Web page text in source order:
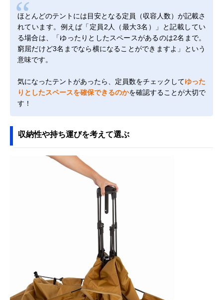
ほとんどのテントには目安となる定員（収容人数）が記載さ
れています。例えば「定員2人（最大3名）」と記載してい
る場合は、「ゆったりとしたスペースがあるのは2名まで。
窮屈だけど3名までなら横になることができますよ」という
意味です。
気になったテントがあったら、定員数をチェックしてゆった
りとしたスペースを確保できるのかを確認することが大切で
す！
収納性や持ち運びを考えて選ぶ